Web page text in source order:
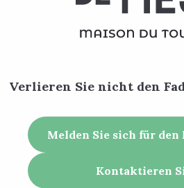
Verlieren Sie nicht den
Melden Sie sich für
Kontaktieren